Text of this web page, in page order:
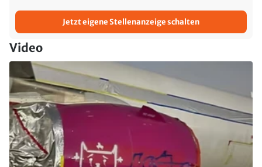
Jetzt eigene Stellenanzeige schalten
Video